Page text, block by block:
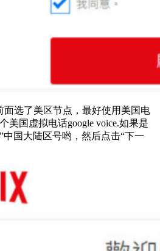
面选了美区节点，最好使用美国电
美国虚拟电话google voice.如果是
中国大陆区号哟，然后点击“下一